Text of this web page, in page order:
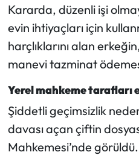
Kararda, düzenli işi
evin ihtiyaçları için
harçlıklarını alan
manevi tazminat
Yerel mahkeme tarafları
Şiddetli geçimsizlik
davası açan çiftin
Mahkemesi’nde
Mecitözü Haberleri
Oğuzlar Haberleri
Osmancık Haberleri
Otomotiv